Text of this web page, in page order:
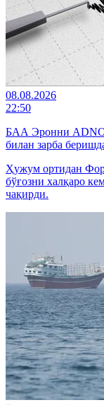
08.08.2026
22:50
БАА Эронни
билан зарба
Ҳужум ортидан
бўғозни халқаро
чақирди.